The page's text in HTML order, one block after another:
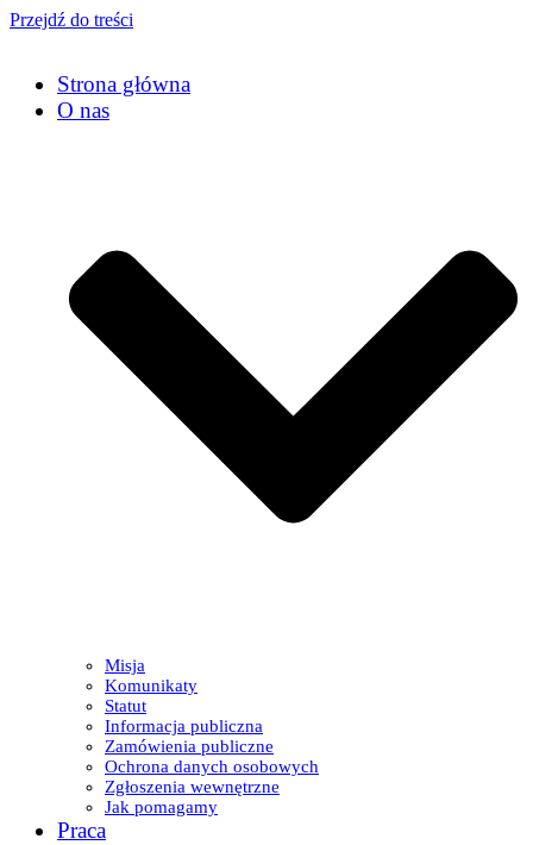
Przejdź do treści
Strona główna
O nas
Misja
Komunikaty
Statut
Informacja publiczna
Zamówienia publiczne
Ochrona danych osobowych
Zgłoszenia wewnętrzne
Jak pomagamy
Praca